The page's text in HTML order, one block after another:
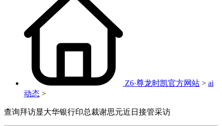
Z6·尊龙时凯官方网站 > ai
动态 >
查询拜访显大华银行印总裁谢思元近日接管采访